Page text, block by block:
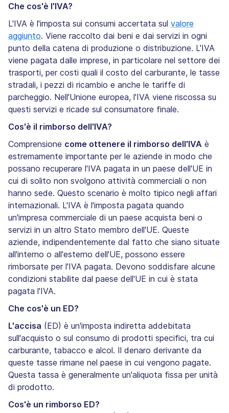
Che cos'è l'IVA?
L'IVA è l'imposta sui consumi accertata sul valore
aggiunto. Viene raccolto dai beni e dai servizi in ogni
punto della catena di produzione o distribuzione. L'IVA
viene pagata dalle imprese, in particolare nel settore dei
trasporti, per costi quali il costo del carburante, le tasse
stradali, i pezzi di ricambio e anche le tariffe di
parcheggio. Nell'Unione europea, l'IVA viene riscossa su
questi servizi e ricade sul consumatore finale.
Cos'è il rimborso dell'IVA?
Comprensione come ottenere il rimborso dell'IVA è
estremamente importante per le aziende in modo che
possano recuperare l'IVA pagata in un paese dell'UE in
cui di solito non svolgono attività commerciali o non
hanno sede. Questo scenario è molto tipico negli affari
internazionali. L'IVA è l'imposta pagata quando
un'impresa commerciale di un paese acquista beni o
servizi in un altro Stato membro dell'UE. Queste
aziende, indipendentemente dal fatto che siano situate
all'interno o all'esterno dell'UE, possono essere
rimborsate per l'IVA pagata. Devono soddisfare alcune
condizioni stabilite dal paese dell'UE in cui è stata
pagata l'IVA.
Che cos'è un ED?
L'accisa (ED) è un'imposta indiretta addebitata
sull'acquisto o sul consumo di prodotti specifici, tra cui
carburante, tabacco e alcol. Il denaro derivante da
queste tasse rimane nel paese in cui vengono pagate.
Questa tassa è generalmente un'aliquota fissa per unità
di prodotto.
Cos'è un rimborso ED?